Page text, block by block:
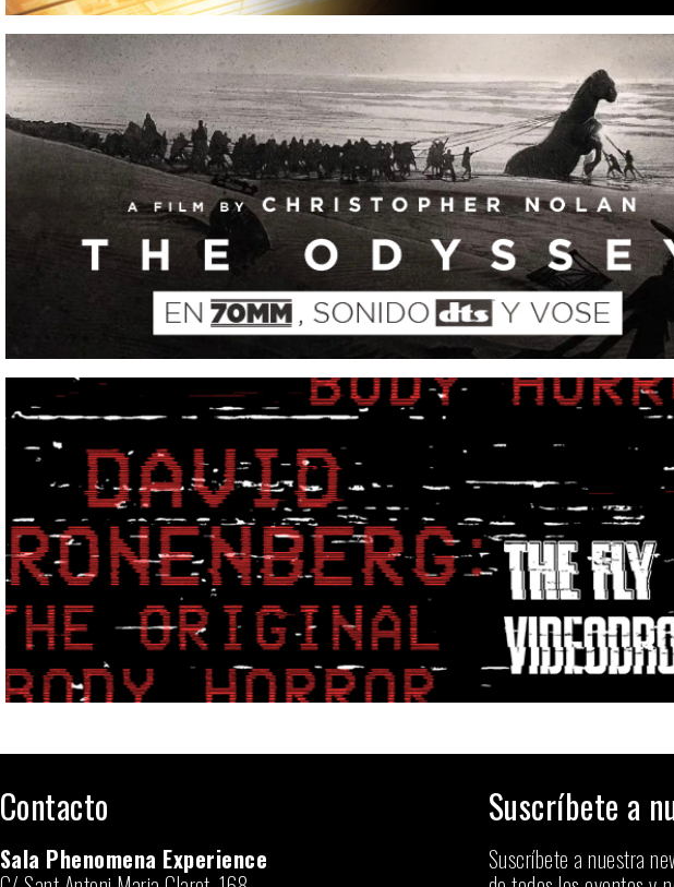
Contacto
Sala Phenomena Experience
Suscríbete a
Suscríbete a nuestra